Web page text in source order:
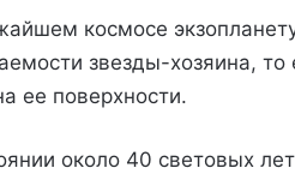
космосе
звезды-хозяина,
ее поверхности.
около 40 световых